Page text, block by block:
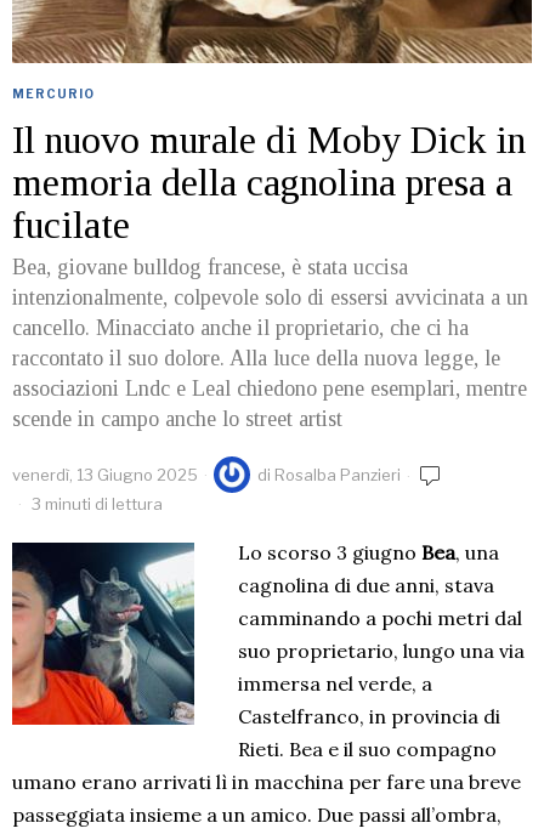
MERCURIO
Il nuovo murale di Moby Dick in
memoria della cagnolina presa a
fucilate
Bea, giovane bulldog francese, è stata uccisa
intenzionalmente, colpevole solo di essersi avvicinata a un
cancello. Minacciato anche il proprietario, che ci ha
raccontato il suo dolore. Alla luce della nuova legge, le
associazioni Lndc e Leal chiedono pene esemplari, mentre
scende in campo anche lo street artist
venerdì, 13 Giugno 2025 di Rosalba Panzieri
3 minuti di lettura
Lo scorso 3 giugno Bea, una
cagnolina di due anni, stava
camminando a pochi metri dal
suo proprietario, lungo una via
immersa nel verde, a
Castelfranco, in provincia di
Rieti. Bea e il suo compagno
umano erano arrivati lì in macchina per fare una breve
passeggiata insieme a un amico. Due passi all’ombra,